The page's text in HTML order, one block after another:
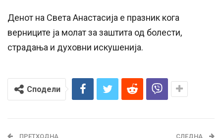
Денот на Света Анастасија е празник кога
верниците ја молат за заштита од болести,
страдања и духовни искушенија.
Сподели
ПРЕТХОДНА СЛЕДНА